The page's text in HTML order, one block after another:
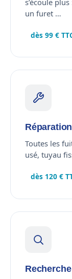
un furet …
dès 99 €
Toutes les
usé, tuyau
dès 120 €